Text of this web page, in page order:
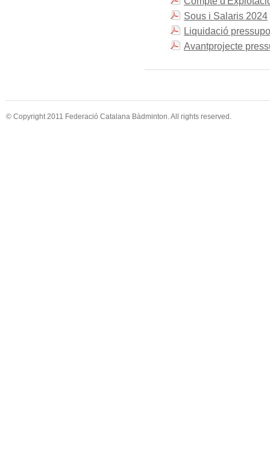
Sous i Salaris 2024
Liquidació
Avantprojecte
© Copyright 2011 Federació Catalana Bàdminton. All rights reserved.